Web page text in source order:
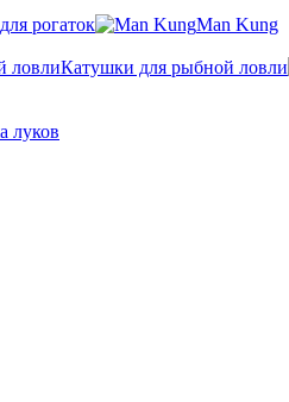
рогаток
Man Kung
Катушки для рыбной ловли
луков